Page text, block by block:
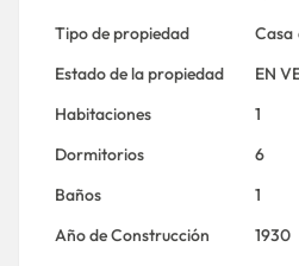
Tipo de propiedad
Casa
Estado de la propiedad
EN
Habitaciones
1
Dormitorios
6
Baños
1
Año de Construcción
1930